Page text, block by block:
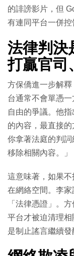
的誹謗影片，但
有連同平台一併控
法律判
打贏官司
方保僑進一步解
台通常不會單憑
自由的爭議。他
的內容，最直接
你拿著法庭的判
移除相關內容。」
這意味著，如果
在網絡空間。李
「法律憑證」。
平台才被迫清理
是制止謠言繼續發